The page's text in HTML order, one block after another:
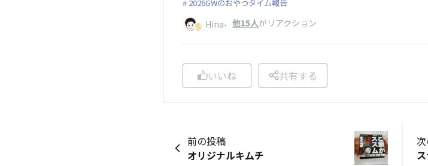
2026GWのおやつタイム報告
Hina、 他15人がリアクション
いいね 共有する
前の投稿
オリジナルキムチ